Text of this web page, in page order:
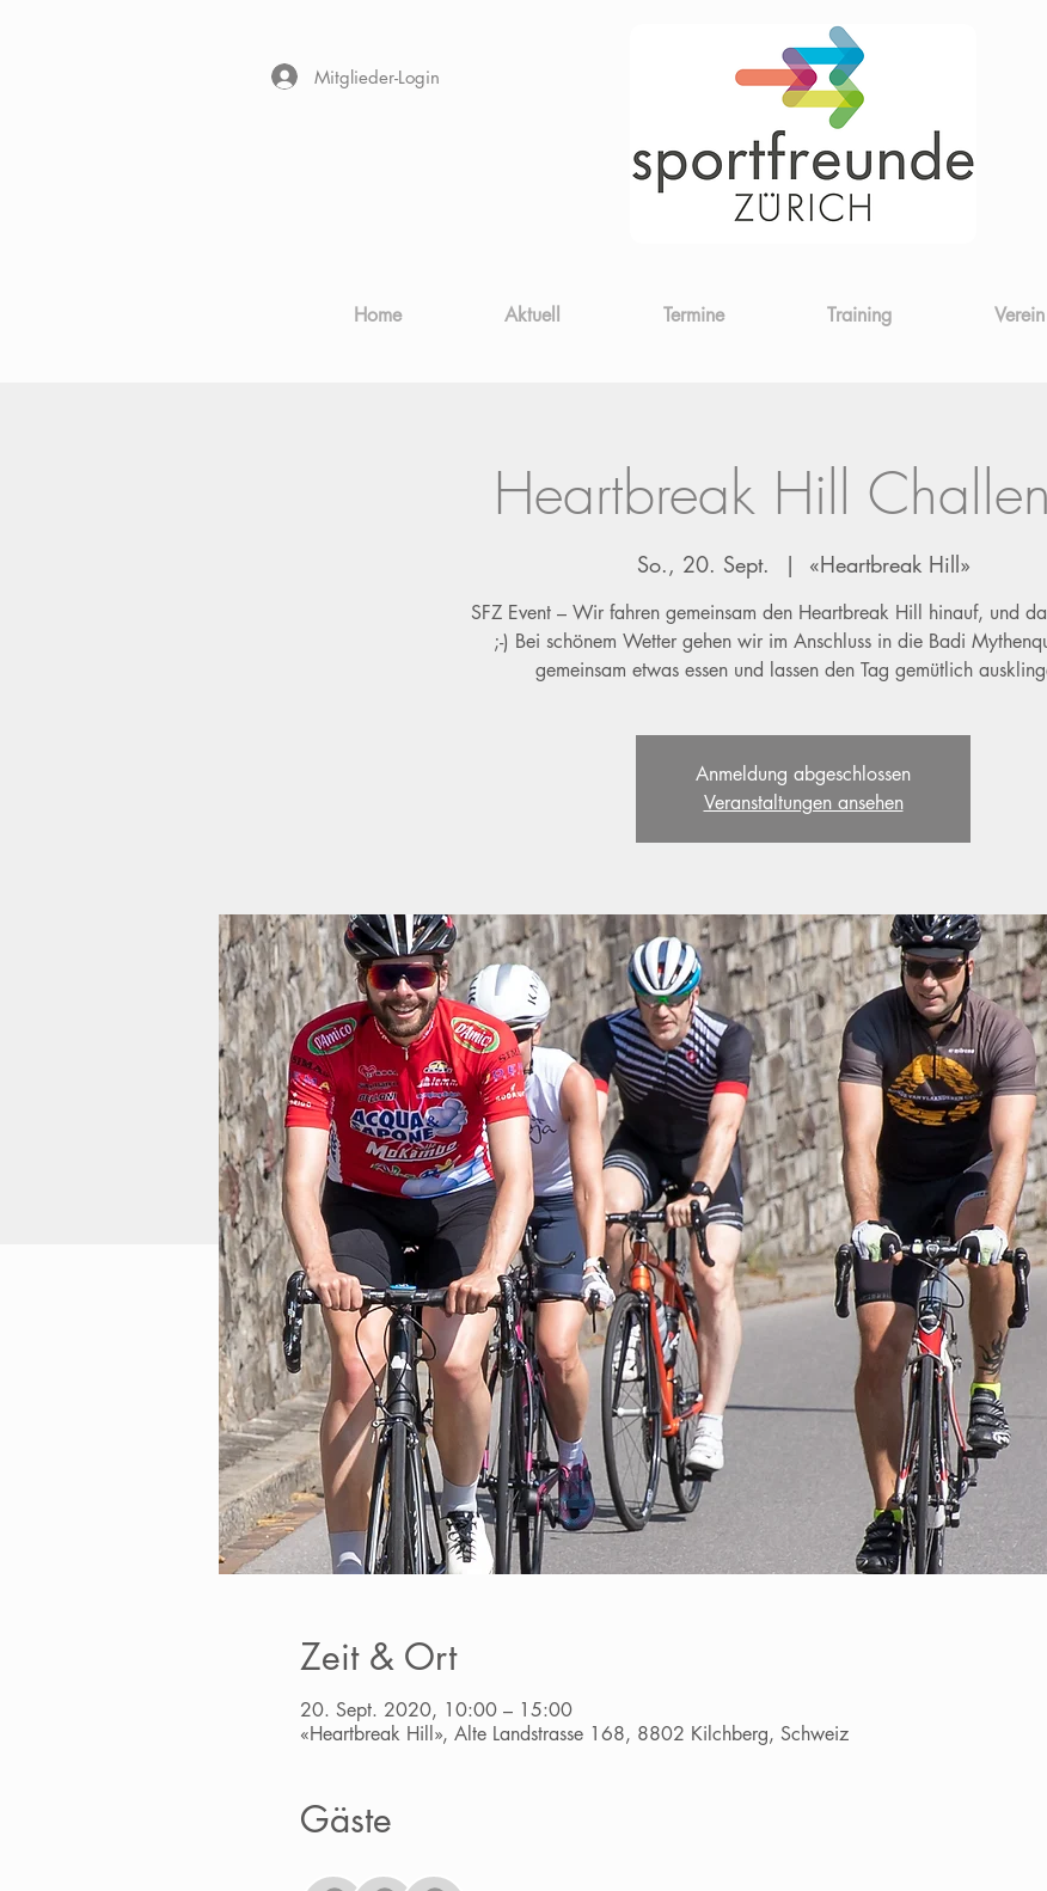
Mitglieder-Login
Home Aktuell Termine Training Verein
Heartbreak Hill
So., 20. Sept.
  |
«Heartbreak Hill»
SFZ Event – Wir fahren gemeinsam den Heartbreak Hill hinauf, und
;-) Bei schönem Wetter gehen wir im Anschluss in die Badi
gemeinsam etwas essen und lassen den Tag gemütlich
Anmeldung abgeschlossen
Veranstaltungen ansehen
Zeit & Ort
20. Sept. 2020, 10:00 – 15:00
«Heartbreak Hill», Alte Landstrasse 168, 8802 Kilchberg, Schweiz
Gäste